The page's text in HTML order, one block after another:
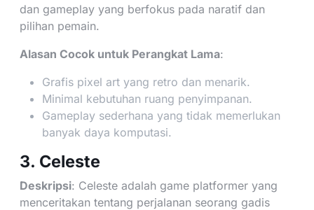
dan gameplay yang berfokus pada naratif dan
pilihan pemain.
Alasan Cocok untuk Perangkat Lama:
Grafis pixel art yang retro dan menarik.
Minimal kebutuhan ruang penyimpanan.
Gameplay sederhana yang tidak memerlukan
banyak daya komputasi.
3. Celeste
Deskripsi: Celeste adalah game platformer yang
menceritakan tentang perjalanan seorang gadis